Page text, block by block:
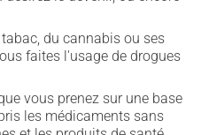
du cannabis ou ses
faites l'usage de drogues
vous prenez sur une base
les médicaments sans